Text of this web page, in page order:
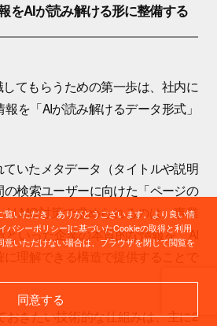
をAIが読み解ける形に整備する
てもらうための第一歩は、社内に
を「AIが読み解けるデータ形式」
いたメタデータ（タイトルや説明
検索ユーザーに向けた「ページの
対策で求められるのは、事業
いった企業の本質的な情報を、AI
理解できる構造で提供することで
おきたい技術的な仕組みは、主に2
いただき、ありがとうございます。より良い情
バシーポリシー]に基づいたCookieの取得と利用
意いただけない場合は、ブラウザを閉じて閲覧を
同意する